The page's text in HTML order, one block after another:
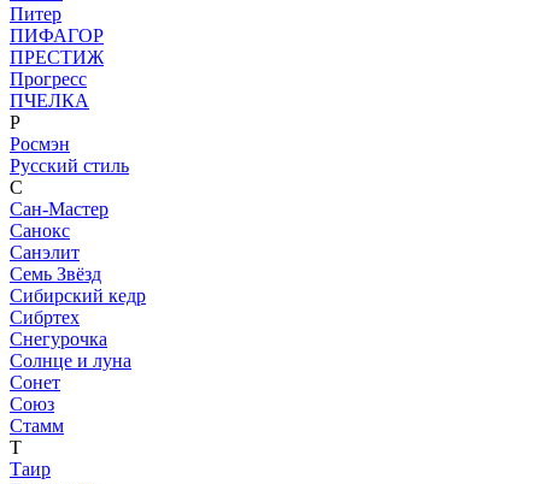
Питер
ПИФАГОР
ПРЕСТИЖ
Прогресс
ПЧЕЛКА
Р
Росмэн
Русский стиль
С
Сан-Мастер
Санокс
Санэлит
Семь Звёзд
Сибирский кедр
Сибртех
Снегурочка
Солнце и луна
Сонет
Союз
Стамм
Т
Таир